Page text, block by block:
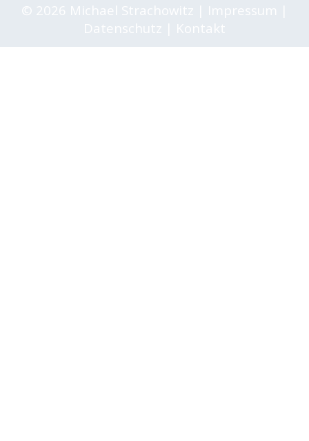
© 2026 Michael Strachowitz | Impressum |
Datenschutz | Kontakt